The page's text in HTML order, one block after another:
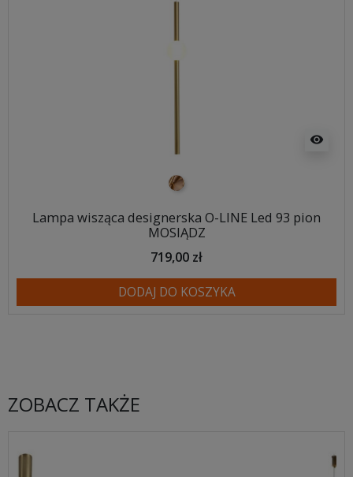
visibility
mosiądz
Lampa wisząca designerska O-LINE Led 93 pion
MOSIĄDZ
719,00 zł
DODAJ DO KOSZYKA
ZOBACZ TAKŻE